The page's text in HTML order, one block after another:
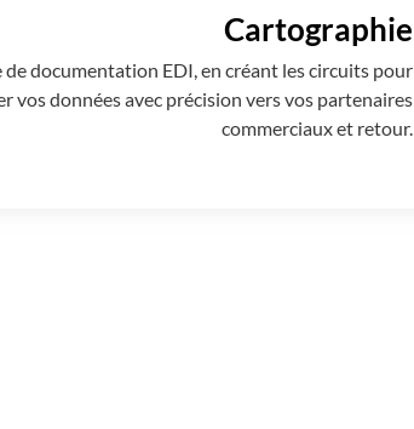
Cartographie
de documentation EDI, en créant les circuits pour
vos données avec précision vers vos partenaires
commerciaux et retour.